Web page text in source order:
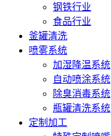
钢铁行业
食品行业
釜罐清洗
喷雾系统
加湿降温系统
自动喷涂系统
除臭消毒系统
瓶罐清洗系统
定制加工